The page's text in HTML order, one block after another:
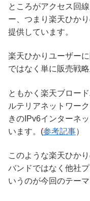
ところがアクセス回
ー、つまり楽天ひか
提供しています。
楽天ひかりユーザー
ではなく単に販売戦
ともかく楽天ブロー
ルテリアネットワー
きのIPv6インターネ
います。(参考記事）
このような楽天ひか
バンドではなく他社
いうのが今回のテーマ